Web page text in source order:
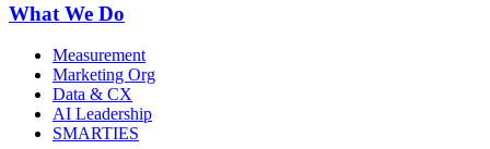
What We Do
Measurement
Marketing Org
Data & CX
AI Leadership
SMARTIES